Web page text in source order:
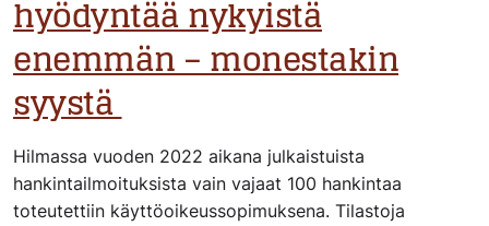
hyödyntää nykyistä
enemmän – monestakin
syystä
Hilmassa vuoden 2022 aikana julkaistuista
hankintailmoituksista vain vajaat 100 hankintaa
toteutettiin käyttöoikeussopimuksena. Tilastoja